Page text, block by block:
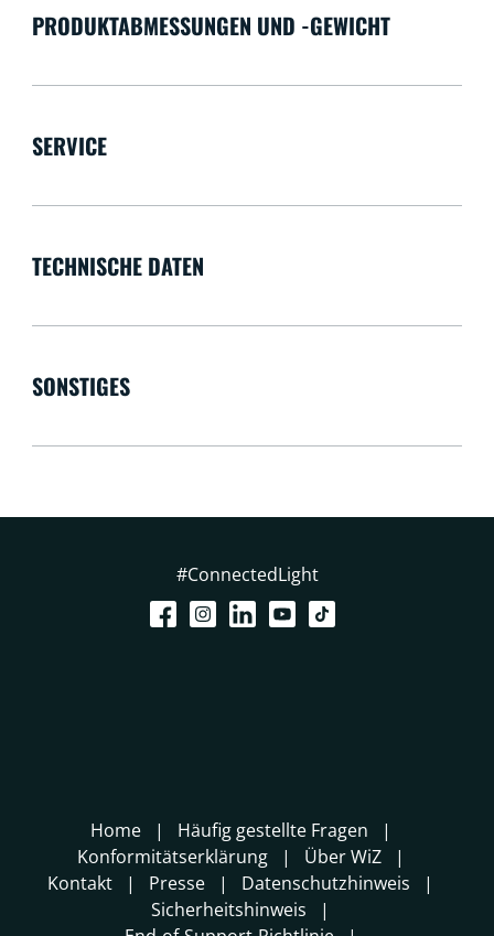
PRODUKTABMESSUNGEN UND -GEWICHT
SERVICE
TECHNISCHE DATEN
SONSTIGES
#ConnectedLight
Home
Häufig gestellte Fragen
Konformitätserklärung
Über WiZ
Kontakt
Presse
Datenschutzhinweis
Sicherheitshinweis